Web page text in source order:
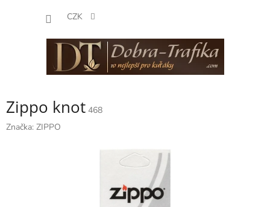
CZK
Zippo knot 468
Značka: ZIPPO